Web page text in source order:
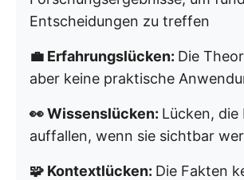
Entscheidungen zu treffen
💼 Erfahrungslücken: Die
aber keine praktische
👀 Wissenslücken: Lücken, die
auffallen, wenn sie sichtbar
🧩 Kontextlücken: Die Fakten